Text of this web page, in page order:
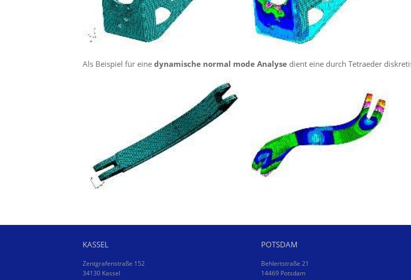
Als Beispiel für eine dynamische normal mode Analyse dient eine durch Tetraeder
KASSEL
Zentgrafenstraße 152
34130 Kassel
POTSDAM
Behlertstraße 21
14469 Potsdam